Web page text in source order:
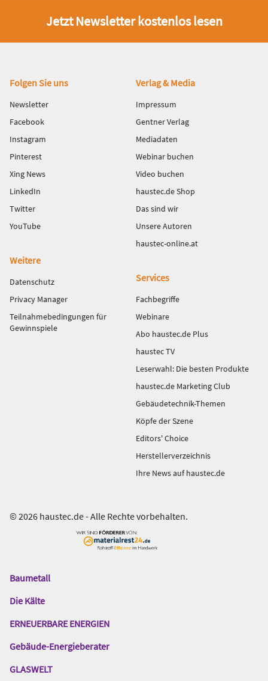
Jetzt Newsletter kostenlos lesen
Fußbereich
Folgen Sie uns
Newsletter
Facebook
Instagram
Pinterest
Xing News
LinkedIn
Twitter
YouTube
Verlag & Media
Impressum
Gentner Verlag
Mediadaten
Webinar buchen
Video buchen
haustec.de Shop
Das sind wir
Unsere Autoren
haustec-online.at
Weitere
Datenschutz
Privacy Manager
Teilnahmebedingungen für
Gewinnspiele
Services
Fachbegriffe
Webinare
Abo haustec.de Plus
haustec TV
Leserwahl: Die besten Produkte
haustec.de Marketing Club
Gebäudetechnik-Themen
Köpfe der Szene
Editors' Choice
Herstellerverzeichnis
Ihre News auf haustec.de
© 2026 haustec.de - Alle Rechte vorbehalten.
Das
Gentner
Baumetall
Die Kälte
ERNEUERBARE ENERGIEN
Gebäude-Energieberater
GLASWELT